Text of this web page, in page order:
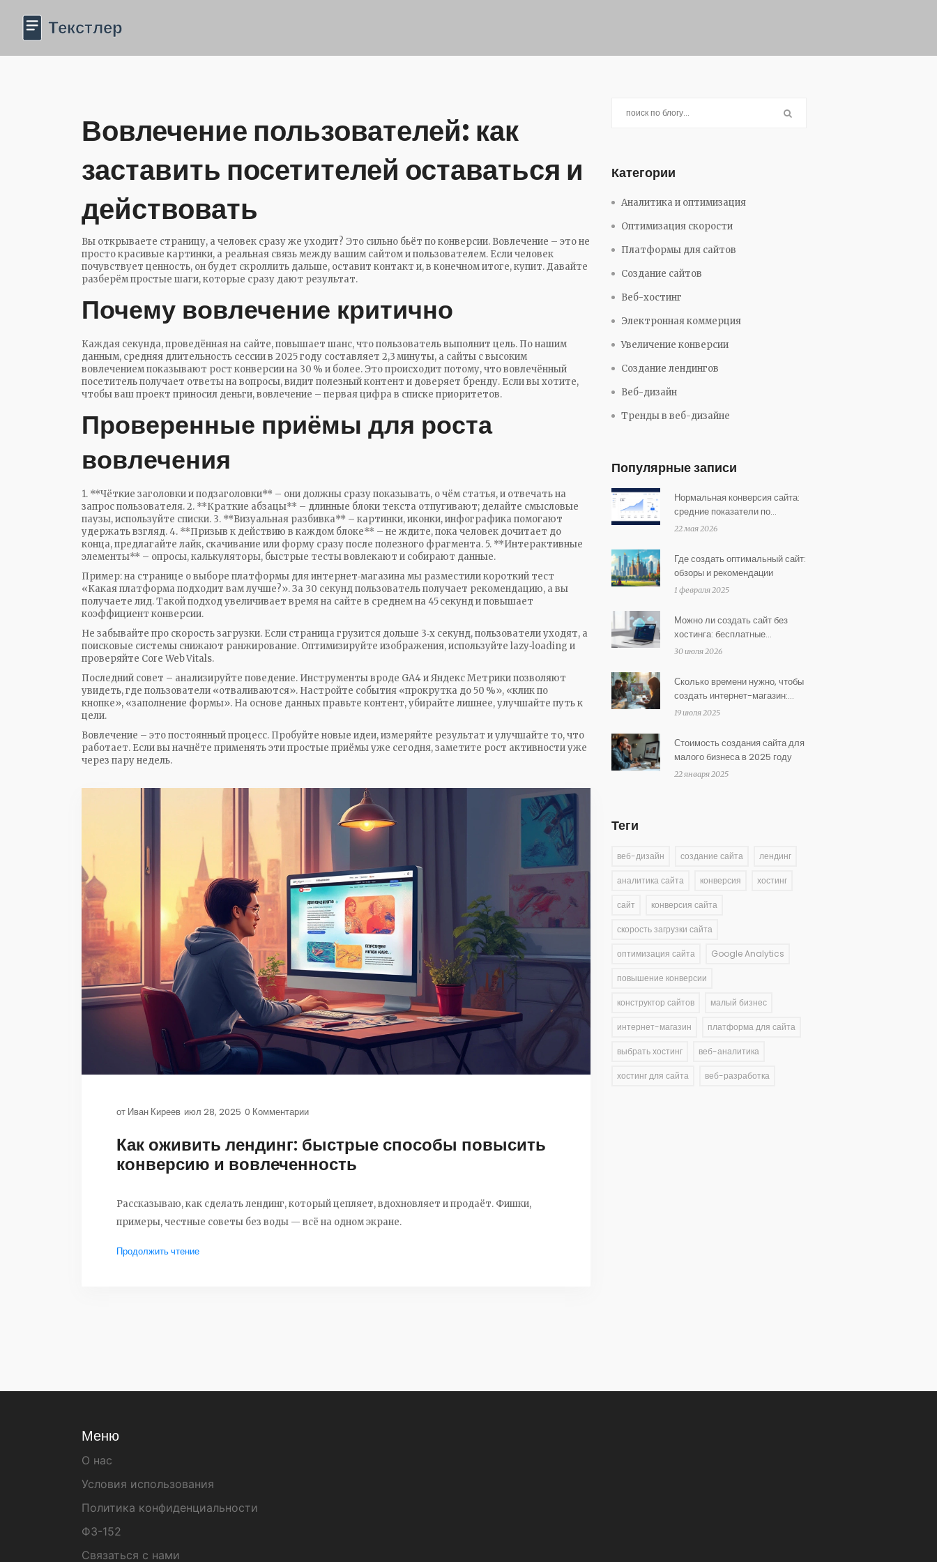
Вовлечение пользователей: как
заставить посетителей оставаться и
действовать
Вы открываете страницу, а человек сразу же уходит? Это сильно бьёт по конверсии. Вовлечение – это не
просто красивые картинки, а реальная связь между вашим сайтом и пользователем. Если человек
почувствует ценность, он будет скроллить дальше, оставит контакт и, в конечном итоге, купит. Давайте
разберём простые шаги, которые сразу дают результат.
Почему вовлечение критично
Каждая секунда, проведённая на сайте, повышает шанс, что пользователь выполнит цель. По нашим
данным, средняя длительность сессии в 2025 году составляет 2,3 минуты, а сайты с высоким
вовлечением показывают рост конверсии на 30 % и более. Это происходит потому, что вовлечённый
посетитель получает ответы на вопросы, видит полезный контент и доверяет бренду. Если вы хотите,
чтобы ваш проект приносил деньги, вовлечение – первая цифра в списке приоритетов.
Проверенные приёмы для роста
вовлечения
1. **Чёткие заголовки и подзаголовки** – они должны сразу показывать, о чём статья, и отвечать на
запрос пользователя. 2. **Краткие абзацы** – длинные блоки текста отпугивают; делайте смысловые
паузы, используйте списки. 3. **Визуальная разбивка** – картинки, иконки, инфографика помогают
удержать взгляд. 4. **Призыв к действию в каждом блоке** – не ждите, пока человек дочитает до
конца, предлагайте лайк, скачивание или форму сразу после полезного фрагмента. 5. **Интерактивные
элементы** – опросы, калькуляторы, быстрые тесты вовлекают и собирают данные.
Пример: на странице о выборе платформы для интернет‑магазина мы разместили короткий тест
«Какая платформа подходит вам лучше?». За 30 секунд пользователь получает рекомендацию, а вы
получаете лид. Такой подход увеличивает время на сайте в среднем на 45 секунд и повышает
коэффициент конверсии.
Не забывайте про скорость загрузки. Если страница грузится дольше 3‑х секунд, пользователи уходят, а
поисковые системы снижают ранжирование. Оптимизируйте изображения, используйте lazy‑loading и
проверяйте Core Web Vitals.
Последний совет – анализируйте поведение. Инструменты вроде GA4 и Яндекс Метрики позволяют
увидеть, где пользователи «отваливаются». Настройте события «прокрутка до 50 %», «клик по
кнопке», «заполнение формы». На основе данных правьте контент, убирайте лишнее, улучшайте путь к
цели.
Вовлечение – это постоянный процесс. Пробуйте новые идеи, измеряйте результат и улучшайте то, что
работает. Если вы начнёте применять эти простые приёмы уже сегодня, заметите рост активности уже
через пару недель.
от Иван Киреев июл 28, 2025 0 Комментарии
Как оживить лендинг: быстрые способы повысить
конверсию и вовлеченность
Рассказываю, как сделать лендинг, который цепляет, вдохновляет и продаёт. Фишки,
примеры, честные советы без воды — всё на одном экране.
Продолжить чтение
Категории
Аналитика и оптимизация
Оптимизация скорости
Платформы для сайтов
Создание сайтов
Веб-хостинг
Электронная коммерция
Увеличение конверсии
Создание лендингов
Веб-дизайн
Тренды в веб-дизайне
Популярные записи
Нормальная конверсия сайта:
средние показатели по
отраслям и как их повысить
22 мая 2026
Где создать оптимальный сайт:
обзоры и рекомендации
1 февраля 2025
Можно ли создать сайт без
хостинга: бесплатные
альтернативы и подводные
30 июля 2026
Сколько времени нужно, чтобы
создать интернет-магазин:
сроки и этапы запуска
19 июля 2025
Стоимость создания сайта для
малого бизнеса в 2025 году
22 января 2025
Теги
веб-дизайн создание сайта лендинг
аналитика сайта конверсия хостинг
сайт конверсия сайта
скорость загрузки сайта
оптимизация сайта Google Analytics
повышение конверсии
конструктор сайтов малый бизнес
интернет-магазин платформа для сайта
выбрать хостинг веб-аналитика
хостинг для сайта веб-разработка
Меню
О нас
Условия использования
Политика конфиденциальности
ФЗ-152
Связаться с нами